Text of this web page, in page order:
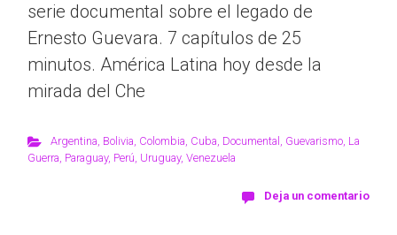
serie documental sobre el legado de
Ernesto Guevara. 7 capítulos de 25
minutos. América Latina hoy desde la
mirada del Che
Argentina, Bolivia, Colombia, Cuba, Documental , Guevarismo, La
Guerra, Paraguay, Perú, Uruguay, Venezuela
Deja un comentario